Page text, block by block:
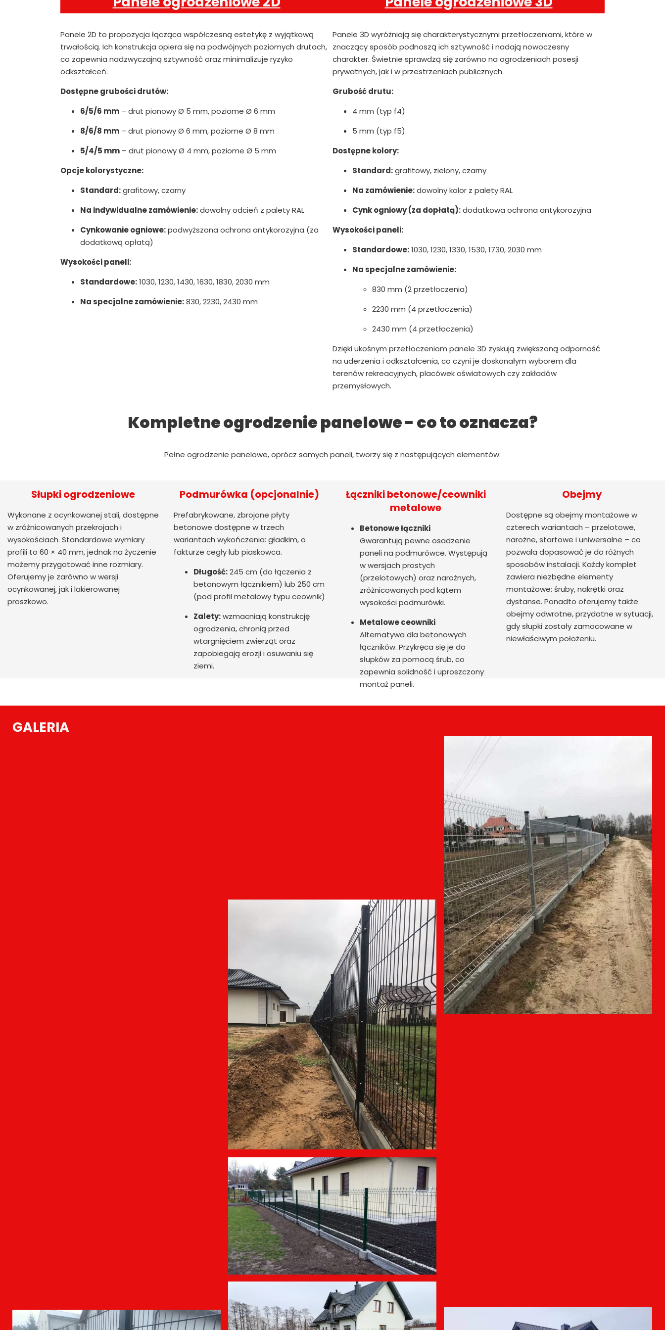
Panele 2D to propozycja łącząca współczesną estetykę z wyjątkową
trwałością. Ich konstrukcja opiera się na podwójnych poziomych drutach,
co zapewnia nadzwyczajną sztywność oraz minimalizuje ryzyko
odkształceń.
Dostępne grubości drutów:
6/5/6 mm – drut pionowy Ø 5 mm, poziome Ø 6 mm
8/6/8 mm – drut pionowy Ø 6 mm, poziome Ø 8 mm
5/4/5 mm – drut pionowy Ø 4 mm, poziome Ø 5 mm
Opcje kolorystyczne:
Standard:grafitowy, czarny
Na indywidualne zamówienie:dowolny odcień z palety RAL
Cynkowanie ogniowe:podwyższona ochrona antykorozyjna (za
dodatkową opłatą)
Wysokości paneli:
Standardowe:1030, 1230, 1430, 1630, 1830, 2030 mm
Na specjalne zamówienie:830, 2230, 2430 mm
Panele 3D wyróżniają się charakterystycznymi przetłoczeniami, które w
znaczący sposób podnoszą ich sztywność i nadają nowoczesny
charakter. Świetnie sprawdzą się zarówno na ogrodzeniach posesji
prywatnych, jak i w przestrzeniach publicznych.
Grubość drutu:
4 mm (typ f4)
5 mm (typ f5)
Dostępne kolory:
Standard:grafitowy, zielony, czarny
Na zamówienie:dowolny kolor z palety RAL
Cynk ogniowy (za dopłatą):dodatkowa ochrona antykorozyjna
Wysokości paneli:
Standardowe:1030, 1230, 1330, 1530, 1730, 2030 mm
Na specjalne zamówienie:
830 mm (2 przetłoczenia)
2230 mm (4 przetłoczenia)
2430 mm (4 przetłoczenia)
Dzięki ukośnym przetłoczeniom panele 3D zyskują zwiększoną odporność
na uderzenia i odkształcenia, co czyni je doskonałym wyborem dla
terenów rekreacyjnych, placówek oświatowych czy zakładów
przemysłowych.
Kompletne ogrodzenie panelowe - co to oznacza?
Pełne ogrodzenie panelowe, oprócz samych paneli, tworzy się z następujących elementów:
Słupki ogrodzeniowe
Wykonane z ocynkowanej stali, dostępne
w zróżnicowanych przekrojach i
wysokościach. Standardowe wymiary
profili to 60 × 40 mm, jednak na życzenie
możemy przygotować inne rozmiary.
Oferujemy je zarówno w wersji
ocynkowanej, jak i lakierowanej
proszkowo.
Podmurówka (opcjonalnie)
Prefabrykowane, zbrojone płyty
betonowe dostępne w trzech
wariantach wykończenia: gładkim, o
fakturze cegły lub piaskowca.
Długość:245 cm (do łączenia z
betonowym łącznikiem) lub 250 cm
(pod profil metalowy typu ceownik)
Zalety:wzmacniają konstrukcję
ogrodzenia, chronią przed
wtargnięciem zwierząt oraz
zapobiegają erozji i osuwaniu się
ziemi.
Łączniki betonowe/ceowniki
metalowe
Betonowe łączniki
Gwarantują pewne osadzenie
paneli na podmurówce. Występują
w wersjach prostych
(przelotowych) oraz narożnych,
zróżnicowanych pod kątem
wysokości podmurówki.
Metalowe ceowniki
Alternatywa dla betonowych
łączników. Przykręca się je do
słupków za pomocą śrub, co
zapewnia solidność i uproszczony
montaż paneli.
Obejmy
Dostępne są obejmy montażowe w
czterech wariantach – przelotowe,
narożne, startowe i uniwersalne – co
pozwala dopasować je do różnych
sposobów instalacji. Każdy komplet
zawiera niezbędne elementy
montażowe: śruby, nakrętki oraz
dystanse. Ponadto oferujemy także
obejmy odwrotne, przydatne w sytuacji,
gdy słupki zostały zamocowane w
niewłaściwym położeniu.
GALERIA